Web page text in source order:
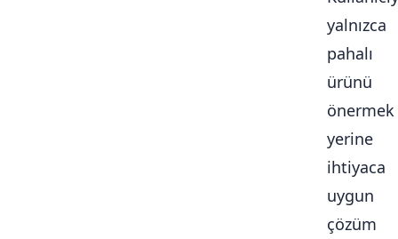
yalnızca
pahalı
ürünü
önermek
yerine
ihtiyaca
uygun
çözüm